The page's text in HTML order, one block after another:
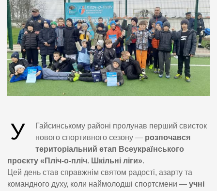
У
Гайсинському районі пролунав перший свисток
нового спортивного сезону — розпочався
територіальний етап Всеукраїнського
проєкту «Пліч-о-пліч. Шкільні ліги».
Цей день став справжнім святом радості, азарту та
командного духу, коли наймолодші спортсмени — учні